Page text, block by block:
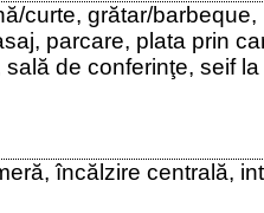
curte, grătar/
parcare, plata prin
de conferinţe, seif
încălzire centrală,